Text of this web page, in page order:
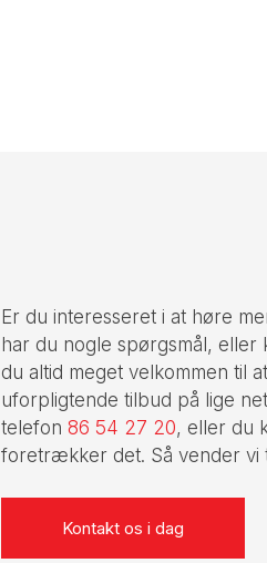
Er du interesseret i at høre
har du nogle spørgsmål,
du altid meget velkommen til
uforpligtende tilbud på lige
telefon 86 54 27 20, eller du
foretrækker det. Så vender vi
Kontakt os i dag